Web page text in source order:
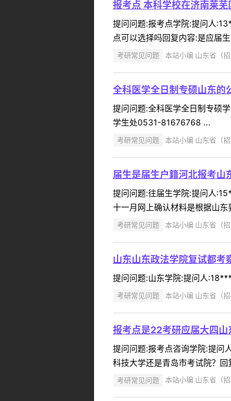
报考点 本科学校在济南莱
提问问题:报考点学院:提问人
点可以选择吗回复内容:是应届
考研常见问题 本站小编 山东省（
全科医学全日制专硕山东的
提问问题:全科医学全日制专硕
学生处0531-81676768 ...
考研常见问题 本站小编 山东省（
届生是届生户籍河北报考山
提问问题:往届生学院:提问人
十一月网上确认材料是根据山
考研常见问题 本站小编 山东省（
山东山东政法学院复试都考
提问问题:山东学院:提问人
考研常见问题 本站小编 山东省（
报考点是22考研应届大四
提问问题:报考点咨询学院:提问
科技大学还是青岛市考试院？
考研常见问题 本站小编 山东省（